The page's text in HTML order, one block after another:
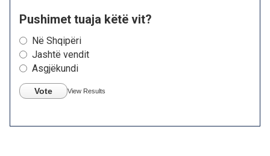
Pushimet tuaja këtë vit?
Në Shqipëri
Jashtë vendit
Asgjëkundi
Vote View Results